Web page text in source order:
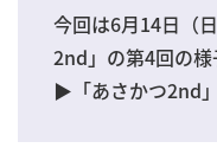
今回は6月14日（
2nd」の第4回の様
▶「あさかつ2nd